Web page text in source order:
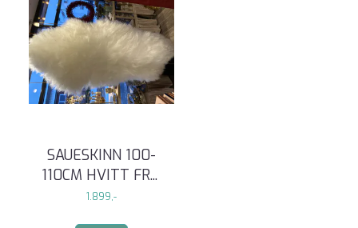
SAUESKINN 100-
110CM HVITT FR...
1.899,-